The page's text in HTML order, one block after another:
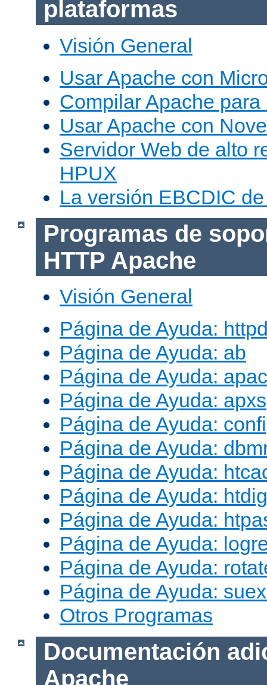
plataformas
Visión General
Usar Apache con
Compilar Apache
Usar Apache con
Servidor Web de alto
HPUX
La versión EBCDIC
Programas de
HTTP Apache
Visión General
Página de Ayuda:
Página de Ayuda: ab
Página de Ayuda:
Página de Ayuda: apxs
Página de Ayuda:
Página de Ayuda:
Página de Ayuda:
Página de Ayuda:
Página de Ayuda:
Página de Ayuda:
Página de Ayuda:
Página de Ayuda:
Otros Programas
Documentación
Apache